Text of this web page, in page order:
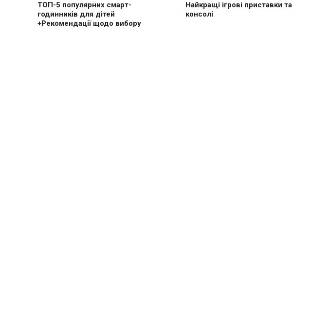
ТОП-5 популярних смарт-
годинників для дітей
+Рекомендації щодо вибору
Найкращі ігрові приставки та
консолі